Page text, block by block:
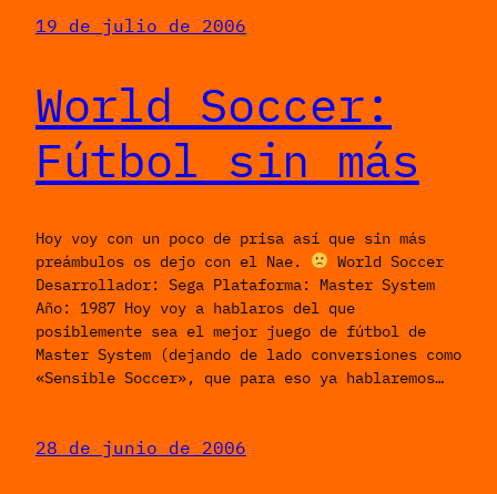
19 de julio de 2006
World Soccer:
Fútbol sin más
Hoy voy con un poco de prisa así que sin más
preámbulos os dejo con el Nae.
World Soccer
Desarrollador: Sega Plataforma: Master System
Año: 1987 Hoy voy a hablaros del que
posiblemente sea el mejor juego de fútbol de
Master System (dejando de lado conversiones como
«Sensible Soccer», que para eso ya hablaremos…
28 de junio de 2006